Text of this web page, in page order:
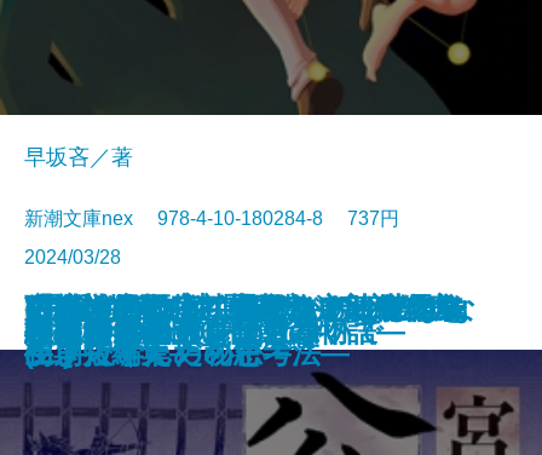
令和元年のテロリズム
ごんぎつね でんでんむしのかな
しみ―新美南吉傑作選―
古くてあたらしい仕事
絆―棋士たち 師弟の物語―
ごんぎつねの夢
小説8050
AI監獄ウイグル
夜の人々
可能性の怪物 文豪とアルケミス
ト短編集
VR浮遊館の謎―探偵AIのリアル・
ディープラーニング―
早坂吝／著
新潮文庫nex 978-4-10-180284-8 737円
2024/03/28
文庫電子書籍あり
公孫龍 巻一 青龍篇
上野アンダーグラウンド
おカネの教室―僕らがおかしなク
ラブで学んだ秘密―
羅城門に啼く
「科学的」は武器になる―世界を
生き抜くための思考法―
放浪・雪の夜―織田作之助傑作集
―
(霊媒の話より)題未定―安部公房
初期短編集―
空白の意匠―初期ミステリ傑作集
(二)―
わたしの名前を消さないで
幽世の薬剤師6